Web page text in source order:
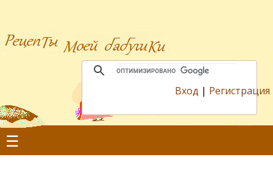
Вход | Регистрация
☰